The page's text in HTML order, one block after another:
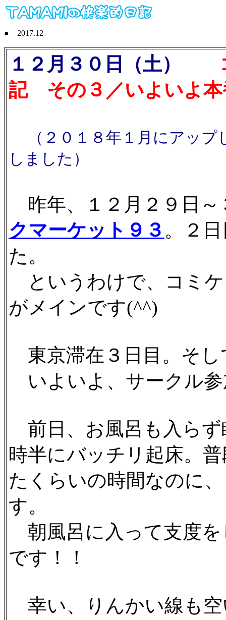
● 2017.12
１２月３０日（土）
コ
記 その３／いよいよ本
（２０１８年１月にアッ
しました）
昨年、１２月２９日～
クマーケット９３ 。２
た。
というわけで、コミ
がメインです(^^)
東京滞在３日目。そし
いよいよ、サークル
前日、お風呂も入らず
時半にバッチリ起床。
たくらいの時間なのに
す。
朝風呂に入って支度
です！！
幸い、りんかい線も空